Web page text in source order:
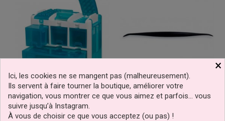
Valise Coffre À Outils
Ultimate Tool Caddy Aqua
Wilton
Outil Modelage Pâte À
×
Ici, les cookies ne se mangent pas (malheureusement).
Ils servent à faire tourner la boutique, améliorer votre
navigation, vous montrer ce que vous aimez et parfois… vous
suivre jusqu’à Instagram.
À vous de choisir ce que vous acceptez (ou pas) !